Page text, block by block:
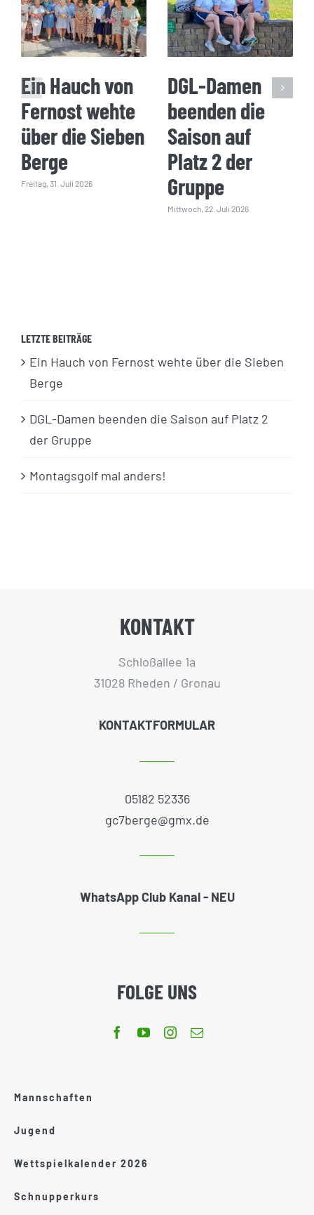
Ein Hauch von
Fernost wehte
über die Sieben
Berge
Freitag, 31. Juli 2026
DGL-Damen
beenden die
Saison auf
Platz 2 der
Gruppe
Mittwoch, 22. Juli 2026
LETZTE BEITRÄGE
Ein Hauch von Fernost wehte über die Sieben
Berge
DGL-Damen beenden die Saison auf Platz 2
der Gruppe
Montagsgolf mal anders!
KONTAKT
Schloßallee 1a
31028 Rheden / Gronau
KONTAKTFORMULAR
05182 52336
gc7berge@gmx.de
WhatsApp Club Kanal - NEU
FOLGE UNS
Mannschaften
Jugend
Wettspielkalender 2026
Schnupperkurs